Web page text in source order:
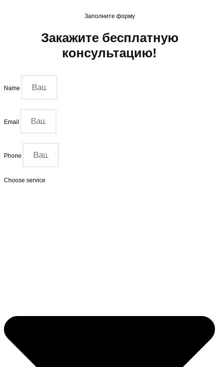
Заполните форму
Закажите бесплатную
консультацию!
Name
Email
Phone
Choose service